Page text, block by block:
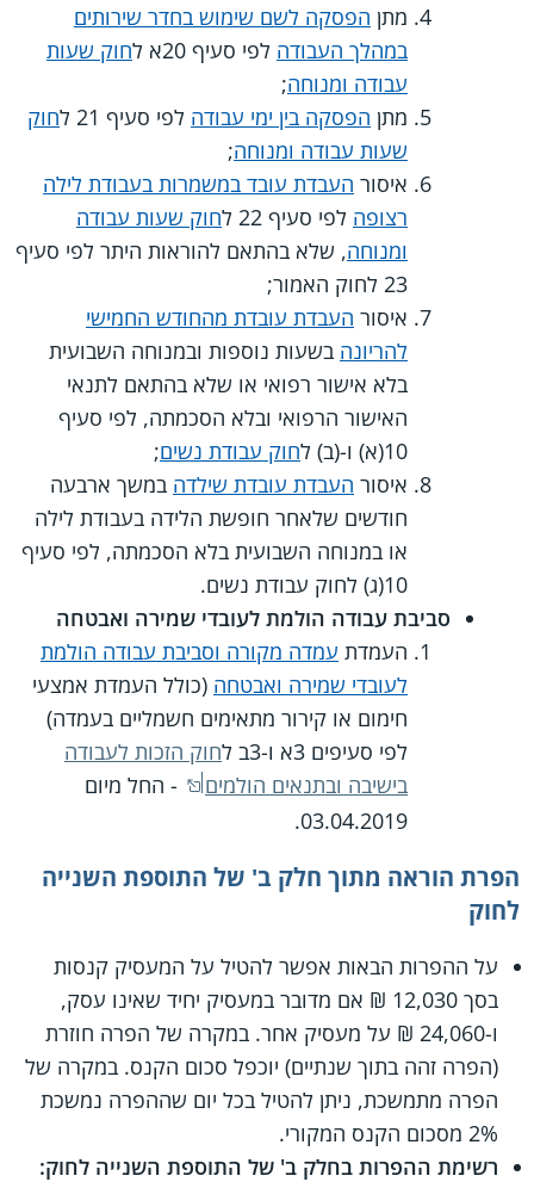
מתן הפסקה לשם שימוש בחדר שירותים
במהלך העבודה לפי סעיף 20א ל
חוק שעות
עבודה ומנוחה;
מתן הפסקה בין ימי עבודה לפי סעיף 21 ל
חוק
שעות עבודה ומנוחה;
איסור העבדת עובד במשמרות בעבודת לילה
רצופה לפי סעיף 22 ל
חוק שעות עבודה
ומנוחה, שלא בהתאם להוראות היתר לפי סעיף
23 לחוק האמור;
איסור העבדת עובדת מהחודש החמישי
להריונה בשעות נוספות ובמנוחה השבועית
בלא אישור רפואי או שלא בהתאם לתנאי
האישור הרפואי ובלא הסכמתה, לפי סעיף
10(א) ו-(ב) ל
חוק עבודת נשים;
איסור העבדת עובדת שילדה במשך ארבעה
חודשים שלאחר חופשת הלידה בעבודת לילה
או במנוחה השבועית בלא הסכמתה, לפי סעיף
10(ג) לחוק עבודת נשים.
סביבת עבודה הולמת לעובדי שמירה ואבטחה
העמדת עמדה מקורה וסביבת עבודה הולמת
לעובדי שמירה ואבטחה (כולל העמדת אמצעי
חימום או קירור מתאימים חשמליים בעמדה)
לפי סעיפים 3א ו-3ב ל
חוק הזכות לעבודה
בישיבה ובתנאים הולמים
- החל מיום
03.04.2019.
הפרת הוראה מתוך חלק ב' של התוספת השנייה
לחוק
על ההפרות הבאות אפשר להטיל על המעסיק קנסות
בסך 12,030 ₪ אם מדובר במעסיק יחיד שאינו עסק,
ו-24,060 ₪ על מעסיק אחר. במקרה של הפרה חוזרת
(הפרה זהה בתוך שנתיים) יוכפל סכום הקנס. במקרה של
הפרה מתמשכת, ניתן להטיל בכל יום שההפרה נמשכת
2% מסכום הקנס המקורי.
רשימת ההפרות בחלק ב' של התוספת השנייה לחוק: